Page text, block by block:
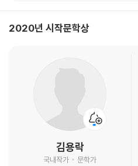
2020년 시작문학상
김용락
국내작가 문학가